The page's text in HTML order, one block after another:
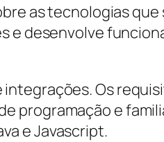
as tecnologias
e desenvolve
Os
programação e
e Javascript.